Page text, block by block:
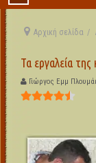
Αρχική σελίδα
Τα εργαλεία της
Γιώργος Εμμ
Αξιολόγηση